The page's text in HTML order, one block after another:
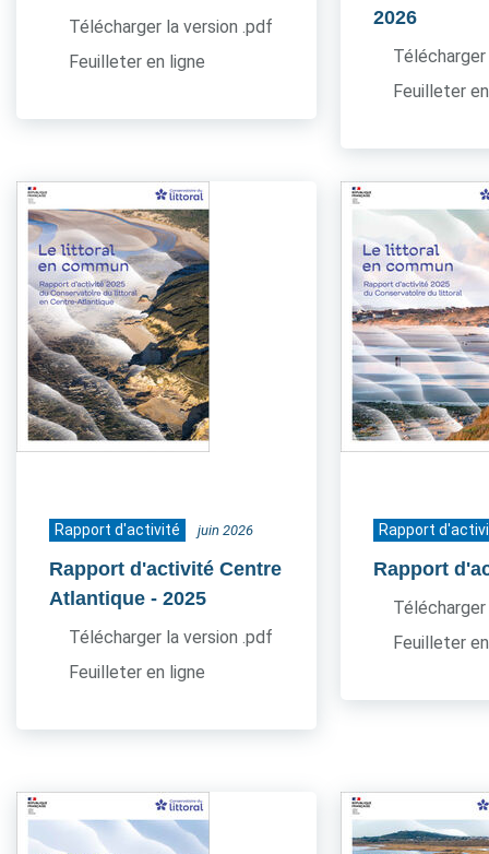
Télécharger la version .pdf
Feuilleter en ligne
2026
Feuilleter
Rapport d'activité juin 2026
Rapport d'activité Centre
Atlantique - 2025
Télécharger la version .pdf
Feuilleter en ligne
Rapport
Rapport
Feuilleter